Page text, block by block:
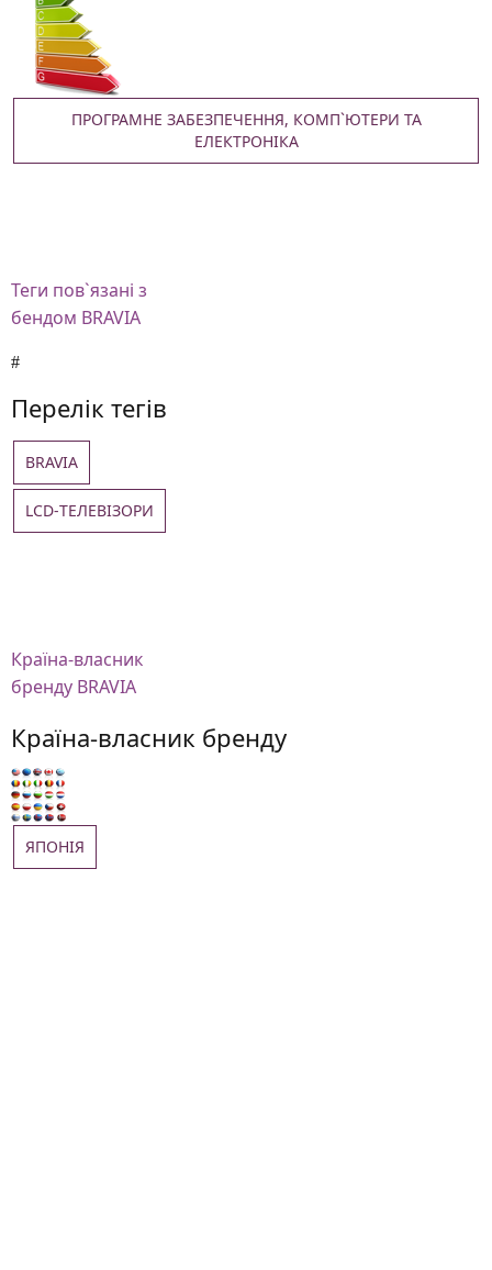
ПРОГРАМНЕ ЗАБЕЗПЕЧЕННЯ, КОМП`ЮТЕРИ ТА
ЕЛЕКТРОНІКА
Теги пов`язані з
бендом BRAVIA
Перелік тегів
BRAVIA
LCD-ТЕЛЕВІЗОРИ
Країна-власник
бренду BRAVIA
Країна-власник бренду
ЯПОНІЯ